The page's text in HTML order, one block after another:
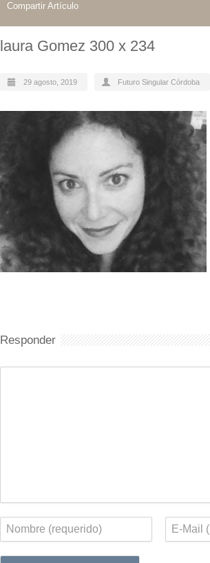
Compartir Artículo
laura Gomez 300 x 234
29 agosto, 2019 Futuro Singular Córdoba
Responder
Nombre
Correo